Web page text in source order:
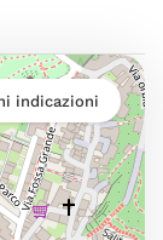
indicazioni